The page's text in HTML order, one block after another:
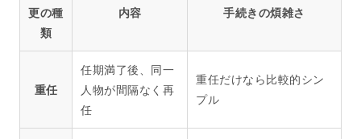
更の種
類
内容 手続きの煩雑さ
重任
任期満了後、同一
人物が間隔なく再
任
重任だけなら比較的シン
プル